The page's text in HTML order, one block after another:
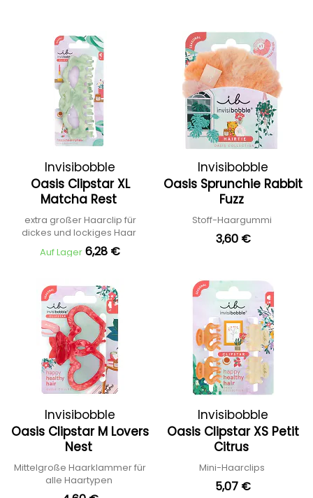
Invisibobble
Oasis Clipstar XL
Matcha Rest
extra großer Haarclip für
dickes und lockiges Haar
Auf Lager 6,28 €
Invisibobble
Oasis Sprunchie Rabbit
Fuzz
Stoff-Haargummi
3,60 €
Invisibobble
Oasis Clipstar M Lovers
Nest
Mittelgroße Haarklammer für
alle Haartypen
Invisibobble
Oasis Clipstar XS Petit
Citrus
Mini-Haarclips
5,07 €